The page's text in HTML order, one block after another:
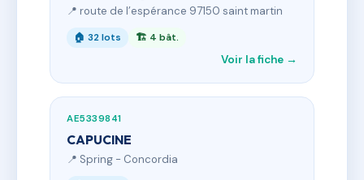
📍 route de l’espérance 97150 saint martin
🏠 32 lots 🏗 4 bât.
Voir la fiche →
AE5339841
CAPUCINE
📍 Spring - Concordia